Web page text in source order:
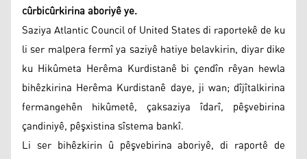
cûrbicûrkirina aboriyê ye.
Saziya Atlantic Council of United States di raportekê de ku
li ser malpera fermî ya saziyê hatiye belavkirin, diyar dike
ku Hikûmeta Herêma Kurdistanê bi çendîn rêyan hewla
bihêzkirina Herêma Kurdistanê daye, ji wan; dîjîtalkirina
fermangehên hikûmetê, çaksaziya îdarî, pêşvebirina
çandiniyê, pêşxistina sîstema bankî.
Li ser bihêzkirin û pêşvebirina aboriyê, di raportê de